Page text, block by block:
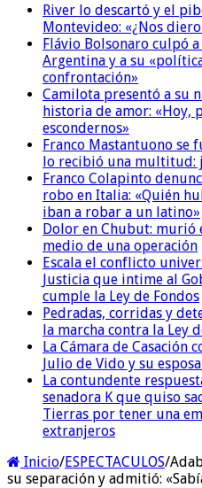
River lo descartó y el
Montevideo: «¿Nos
Flávio Bolsonaro culpó
Argentina y a su
confrontación»
Camilota presentó a su
historia de amor: «Hoy,
escondernos»
Franco Mastantuono se
lo recibió una multitud:
Franco Colapinto
robo en Italia: «Quién
iban a robar a un latino»
Dolor en Chubut: murió
medio de una operación
Escala el conflicto
Justicia que intime al
cumple la Ley de Fondos
Pedradas, corridas y
la marcha contra la Ley
La Cámara de Casación
Julio de Vido y su
La contundente
senadora K que quiso
Tierras por tener una
extranjeros
Inicio/ESPECTACULOS/
su separación y admitió: